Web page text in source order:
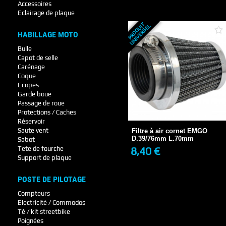
Accessoires
Eclairage de plaque
HABILLAGE MOTO
Bulle
Capot de selle
Carénage
Coque
Ecopes
Garde boue
Passage de roue
Protections / Caches
Réservoir
Saute vent
Sabot
Tete de fourche
Support de plaque
POSTE DE PILOTAGE
Compteurs
Electricité / Commodos
Té / kit streetbike
Poignées
P
R
O
D
U
I
T
U
N
I
V
E
R
S
E
L
Filtre à air cornet EMGO
D.39/76mm L.70mm
8,40 €
Filtre à air cornet EMGO
D.39/76mm L.70mm
8,40 €